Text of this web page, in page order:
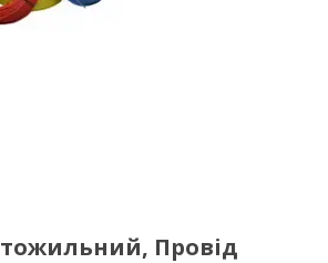
Провід